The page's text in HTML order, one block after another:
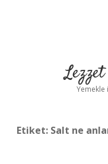
Yemekle
Etiket: Salt ne